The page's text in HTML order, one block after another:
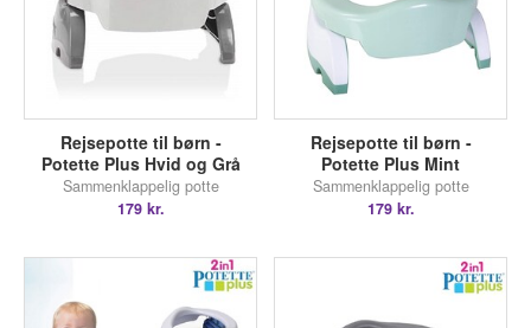
Rejsepotte til børn -
Potette Plus Hvid og Grå
Sammenklappelig potte
179 kr.
Rejsepotte til børn -
Potette Plus Mint
Sammenklappelig potte
179 kr.